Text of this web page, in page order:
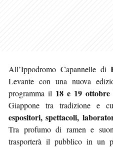
All’Ippodromo Capannelle di
Levante con una nuova
programma il 18 e 19 ottobre
Giappone tra tradizione e
espositori, spettacoli,
Tra profumo di ramen e
trasporterà il pubblico in un